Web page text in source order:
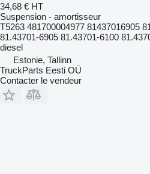
34,68 € HT
Suspension - amortisseur
T5263 481700004977 81437016905
81.43701-6905 81.43701-6100
diesel
Estonie, Tallinn
TruckParts Eesti OÜ
Contacter le vendeur